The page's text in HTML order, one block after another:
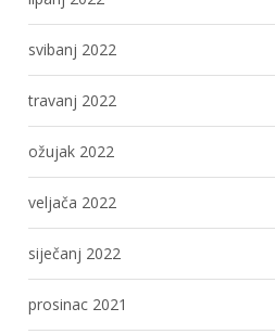
svibanj 2022
travanj 2022
ožujak 2022
veljača 2022
siječanj 2022
prosinac 2021